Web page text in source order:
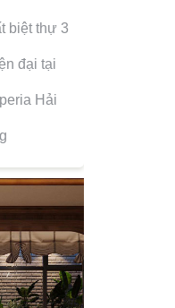
biệt thự 3
đại tại
Hải